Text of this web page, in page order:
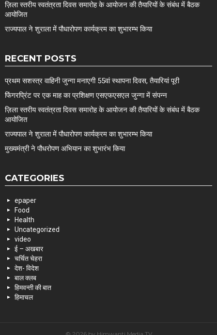
ज़िला स्तरीय स्वतंत्रता दिवस समारोह के आयोजन की तैयारियों के संबंध में बैठक
आयोजित
राज्यपाल ने शुराला में पौधारोपण कार्यक्रम का शुभारम्भ किया
RECENT POSTS
प्रथम सशस्त्र वाहिनी जुन्गा मनाएगी 55वां स्थापना दिवस, तैयारियां पूरी
फिंगरप्रिंट पर एक माह का प्रशिक्षण एसएफएसएल जुन्गा में संपन्न
ज़िला स्तरीय स्वतंत्रता दिवस समारोह के आयोजन की तैयारियों के संबंध में बैठक
आयोजित
राज्यपाल ने शुराला में पौधारोपण कार्यक्रम का शुभारम्भ किया
मुख्यमंत्री ने पौधरोपण अभियान का शुभारंभ किया
CATEGORIES
epaper
Food
Health
Uncategorized
video
ई – अखबार
चर्चित चेहरा
देश- विदेश
बाल क्लब
हिमवन्ती की बात
हिमाचल